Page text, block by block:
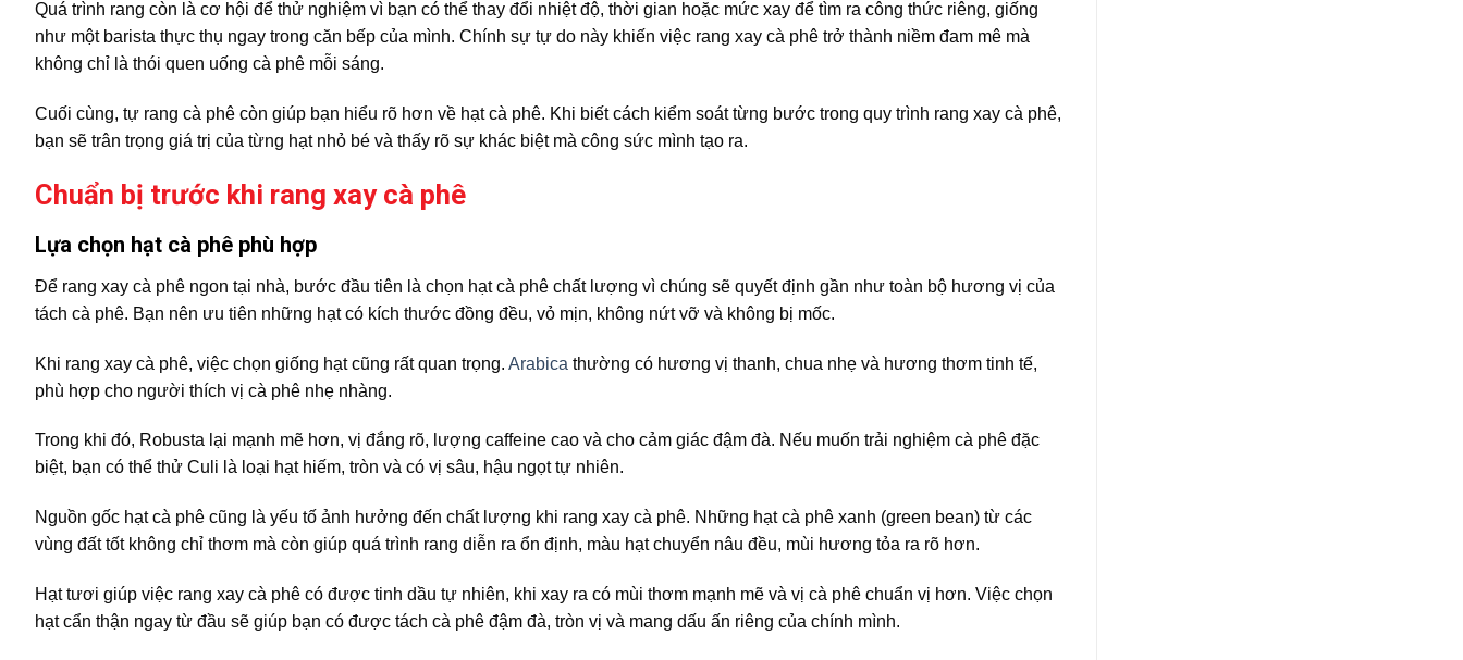
Quá trình rang còn là cơ hội để thử nghiệm vì bạn có thể thay đổi nhiệt độ, thời gian hoặc mức xay để tìm ra công thức riêng, giống
như một barista thực thụ ngay trong căn bếp của mình. Chính sự tự do này khiến việc rang xay cà phê trở thành niềm đam mê mà
không chỉ là thói quen uống cà phê mỗi sáng.
Cuối cùng, tự rang cà phê còn giúp bạn hiểu rõ hơn về hạt cà phê. Khi biết cách kiểm soát từng bước trong quy trình rang xay cà phê,
bạn sẽ trân trọng giá trị của từng hạt nhỏ bé và thấy rõ sự khác biệt mà công sức mình tạo ra.
Chuẩn bị trước khi rang xay cà phê
Lựa chọn hạt cà phê phù hợp
Để rang xay cà phê ngon tại nhà, bước đầu tiên là chọn hạt cà phê chất lượng vì chúng sẽ quyết định gần như toàn bộ hương vị của
tách cà phê. Bạn nên ưu tiên những hạt có kích thước đồng đều, vỏ mịn, không nứt vỡ và không bị mốc.
Khi rang xay cà phê, việc chọn giống hạt cũng rất quan trọng. Arabica thường có hương vị thanh, chua nhẹ và hương thơm tinh tế,
phù hợp cho người thích vị cà phê nhẹ nhàng.
Trong khi đó, Robusta lại mạnh mẽ hơn, vị đắng rõ, lượng caffeine cao và cho cảm giác đậm đà. Nếu muốn trải nghiệm cà phê đặc
biệt, bạn có thể thử Culi là loại hạt hiếm, tròn và có vị sâu, hậu ngọt tự nhiên.
Nguồn gốc hạt cà phê cũng là yếu tố ảnh hưởng đến chất lượng khi rang xay cà phê. Những hạt cà phê xanh (green bean) từ các
vùng đất tốt không chỉ thơm mà còn giúp quá trình rang diễn ra ổn định, màu hạt chuyển nâu đều, mùi hương tỏa ra rõ hơn.
Hạt tươi giúp việc rang xay cà phê có được tinh dầu tự nhiên, khi xay ra có mùi thơm mạnh mẽ và vị cà phê chuẩn vị hơn. Việc chọn
hạt cẩn thận ngay từ đầu sẽ giúp bạn có được tách cà phê đậm đà, tròn vị và mang dấu ấn riêng của chính mình.